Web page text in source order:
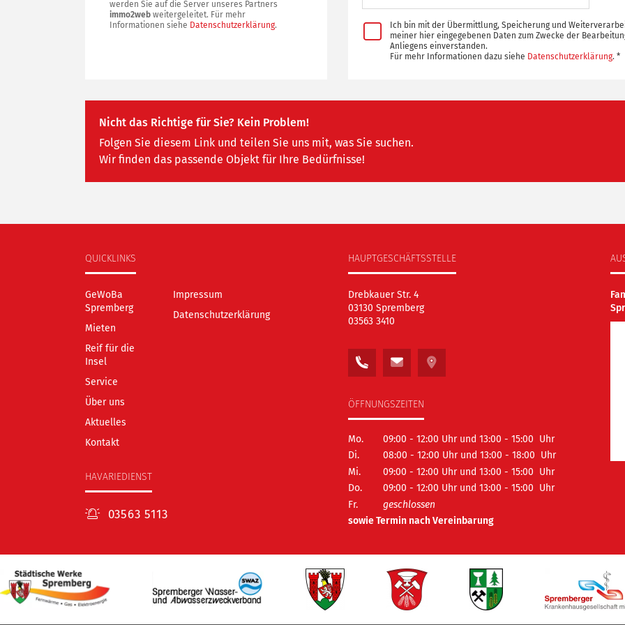
werden Sie auf die Server unseres Partners
immo2web weitergeleitet. Für mehr
Informationen siehe Datenschutzerklärung.
Ich bin mit der Übermittlung, Speicherung und
meiner hier eingegebenen Daten zum Zwecke der
Anliegens einverstanden.
Für mehr Informationen dazu siehe Datenschutzerklärung. *
Nicht das Richtige für Sie? Kein Problem!
Folgen Sie diesem Link und teilen Sie uns mit, was Sie suchen.
Wir finden das passende Objekt für Ihre Bedürfnisse!
QUICKLINKS
GeWoBa
Spremberg
Mieten
Reif für die
Insel
Service
Über uns
Aktuelles
Kontakt
Impressum
Datenschutzerklärung
HAVARIEDIENST
03563 5113
HAUPTGESCHÄFTSSTELLE
Drebkauer Str. 4
03130 Spremberg
03563 3410
ÖFFNUNGSZEITEN
Mo.
09:00 - 12:00 Uhr und 13:00 - 15:00 Uhr
Di.
08:00 - 12:00 Uhr und 13:00 - 18:00 Uhr
Mi.
09:00 - 12:00 Uhr und 13:00 - 15:00 Uhr
Do.
09:00 - 12:00 Uhr und 13:00 - 15:00 Uhr
Fr.
geschlossen
sowie Termin nach Vereinbarung